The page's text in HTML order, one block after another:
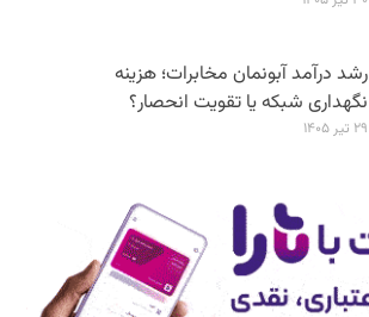
رشد درآمد آبونمان مخابرات؛ هزینه
نگهداری شبکه یا تقویت انحصار؟
۲۹ تیر ۱۴۰۵